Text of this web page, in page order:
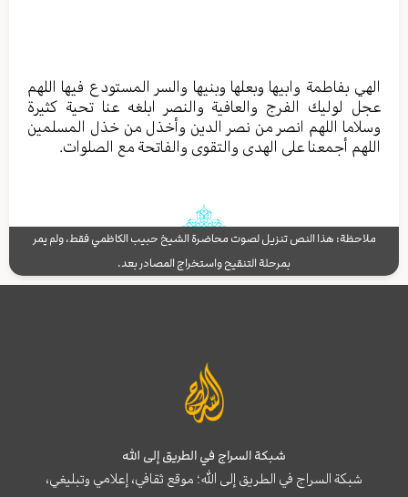
الهي بفاطمة وابيها وبعلها وبنيها والسر المستودع فيها اللهم
عجل لوليك الفرج والعافية والنصر ابلغه عنا تحية كثيرة
وسلاما اللهم انصر من نصر الدين وأخذل من خذل المسلمين
اللهم أجمعنا على الهدى والتقوى والفاتحة مع الصلوات.
ملاحظة: هذا النص تنزيل لصوت محاضرة الشيخ حبيب الكاظمي فقط، ولم يمر
بمرحلة التنقيح واستخراج المصادر بعد.
شبكة السراج في الطريق إلى الله
شبكة السراج في الطريق إلى الله؛ موقع ثقافي، إعلامي وتبليغي،